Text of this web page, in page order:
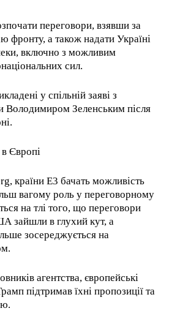
переговори, взявши за
фронту, а також надати Україні
включно з можливим
сил.
у спільній заяві з
Володимиром Зеленським після
Європі
країни E3 бачать можливість
вагому роль у переговорному
на тлі того, що переговори
зайшли в глухий кут, а
зосереджується на
агентства, європейські
підтримав їхні пропозиції та